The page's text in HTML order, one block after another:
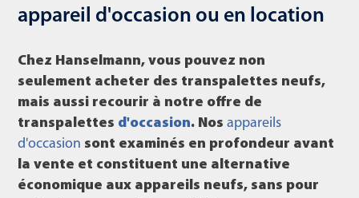
appareil d'occasion ou en location
Chez Hanselmann, vous pouvez non
seulement acheter des transpalettes neufs,
mais aussi recourir à notre offre de
transpalettes d'occasion. Nos appareils
d'occasion sont examinés en profondeur avant
la vente et constituent une alternative
économique aux appareils neufs, sans pour